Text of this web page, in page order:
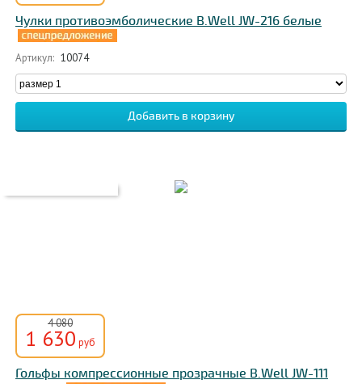
Чулки противоэмболические B.Well JW-216 белые
Артикул: 10074
4 080
1 630 руб
Гольфы компрессионные прозрачные B.Well JW-111